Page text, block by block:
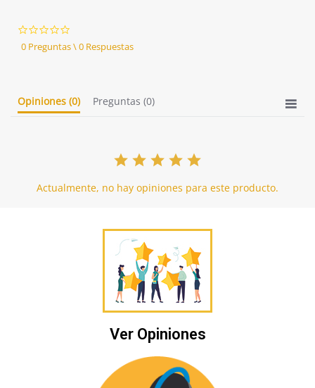
star
rating
0 Preguntas \ 0 Respuestas
Opiniones (0) Preguntas (0)
Actualmente, no hay opiniones para este producto.
Ver Opiniones